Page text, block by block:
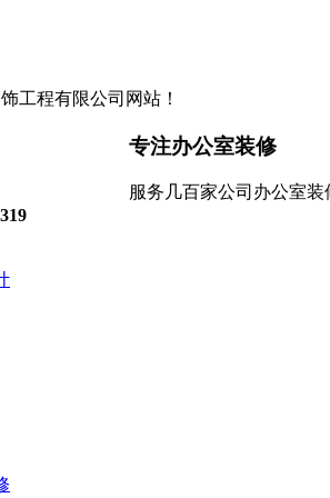
工程有限公司网站！
装修
专注办公室装修
服务几百家公司办公室装